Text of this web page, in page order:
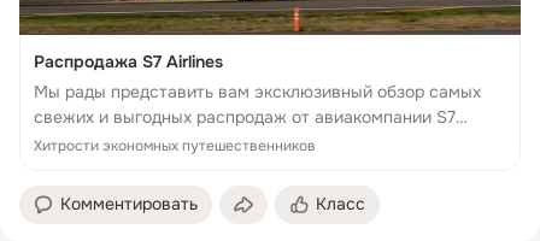
Распродажа S7 Airlines
Мы рады представить вам эксклюзивный обзор самых
свежих и выгодных распродаж от авиакомпании S7
Airlines. Готовьтесь к невероятным приключениям по
Хитрости экономных путешественников
Комментировать Класс